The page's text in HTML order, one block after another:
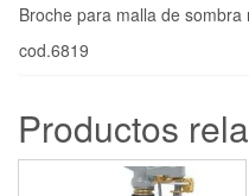
Broche para malla de sombra
cod.6819
Productos